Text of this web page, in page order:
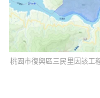
桃園市復興區三民里因該工